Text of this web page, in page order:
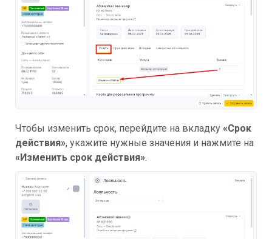
Чтобы изменить срок, перейдите на вкладку «Срок
действия», укажите нужные значения и нажмите на
«Изменить срок действия».